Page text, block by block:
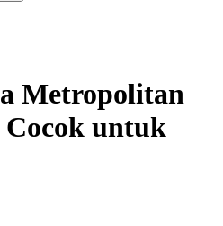
Metropolitan
Cocok untuk